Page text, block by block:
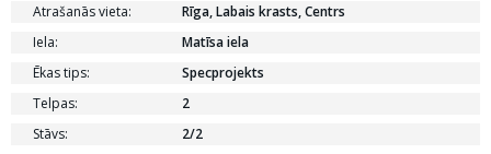
Atrašanās vieta:
Rīga, Labais krasts, Centrs
Iela:
Matīsa iela
Ēkas tips:
Specprojekts
Telpas:
2
Stāvs:
2/2